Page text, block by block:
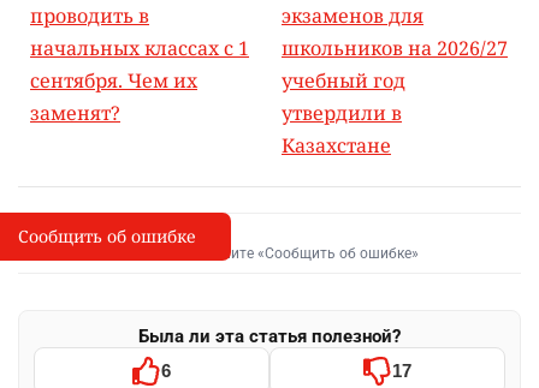
проводить в
начальных классах с 1
сентября. Чем их
заменят?
экзаменов для
школьников на 2026/27
учебный год
утвердили в
Казахстане
I
Сообщить об опечатке
Выделите фрагмент и нажмите «Сообщить об ошибке»
Была ли эта статья полезной?
6 17
Сообщить об ошибке